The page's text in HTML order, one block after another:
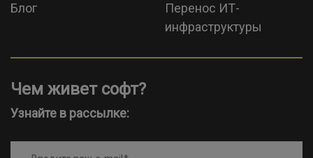
Блог
Перенос ИТ-
инфраструктуры
Чем живет софт?
Узнайте в рассылке: